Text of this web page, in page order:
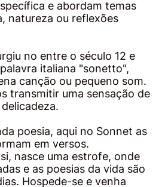
e abordam temas
natureza ou reflexões
no entre o século 12 e
italiana "sonetto",
canção ou pequeno som.
transmitir uma sensação de
poesia, aqui no Sonnet as
em versos.
nasce uma estrofe, onde
e as poesias da vida são
Hospede-se e venha